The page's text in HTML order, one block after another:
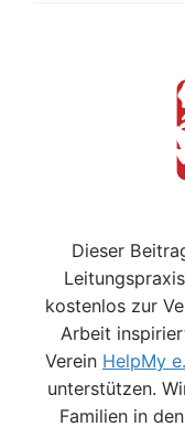
Dieser
kostenlos zur
Arbeit
Verein HelpMy
unterstützen.
Familien in